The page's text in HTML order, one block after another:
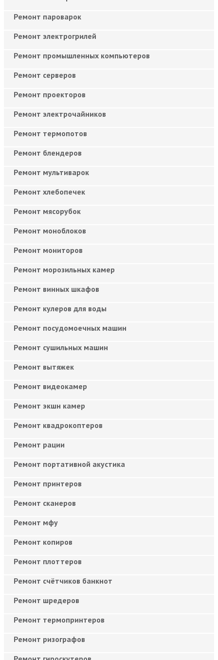
Ремонт пароварок
Ремонт электрогрилей
Ремонт промышленных компьютеров
Ремонт серверов
Ремонт проекторов
Ремонт электрочайников
Ремонт термопотов
Ремонт блендеров
Ремонт мультиварок
Ремонт хлебопечек
Ремонт мясорубок
Ремонт моноблоков
Ремонт мониторов
Ремонт морозильных камер
Ремонт винных шкафов
Ремонт кулеров для воды
Ремонт посудомоечных машин
Ремонт сушильных машин
Ремонт вытяжек
Ремонт видеокамер
Ремонт экшн камер
Ремонт квадрокоптеров
Ремонт рации
Ремонт портативной акустика
Ремонт принтеров
Ремонт сканеров
Ремонт мфу
Ремонт копиров
Ремонт плоттеров
Ремонт счётчиков банкнот
Ремонт шредеров
Ремонт термопринтеров
Ремонт ризографов